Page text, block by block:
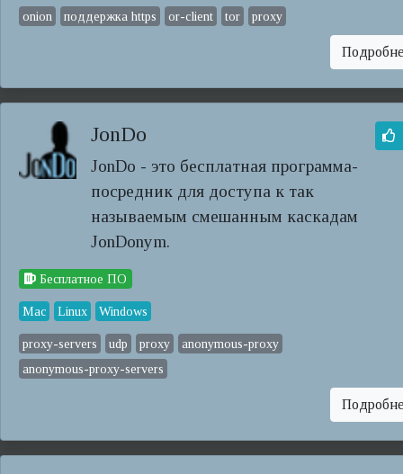
onion поддержка https or-client tor proxy
JonDo
JonDo - это бесплатная программа-
посредник для доступа к так
называемым смешанным каскадам
JonDonym.
Бесплатное ПО
Mac Linux Windows
proxy-servers udp proxy
anonymous-proxy
anonymous-proxy-servers